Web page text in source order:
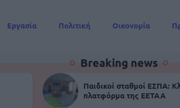
Εργασία Πολιτική Οικονομία
Breaking news
Παιδικοί σταθμοί ΕΣΠΑ:
πλατφόρμα της ΕΕΤΑΑ